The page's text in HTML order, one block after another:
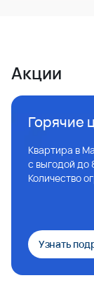
Акции
Горячие
Квартира в
с выгодой
Количество
Узнать